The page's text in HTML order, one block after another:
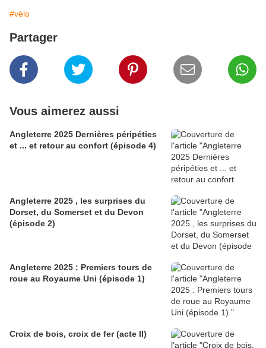
#vélo
Partager
Vous aimerez aussi
Angleterre 2025 Dernières péripéties
et ... et retour au confort (épisode 4)
Angleterre 2025 , les surprises du
Dorset, du Somerset et du Devon
(épisode 2)
Angleterre 2025 : Premiers tours de
roue au Royaume Uni (épisode 1)
Croix de bois, croix de fer (acte II)